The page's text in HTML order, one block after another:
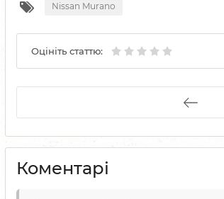
Nissan Murano
Оцініть статтю:
Коментарі